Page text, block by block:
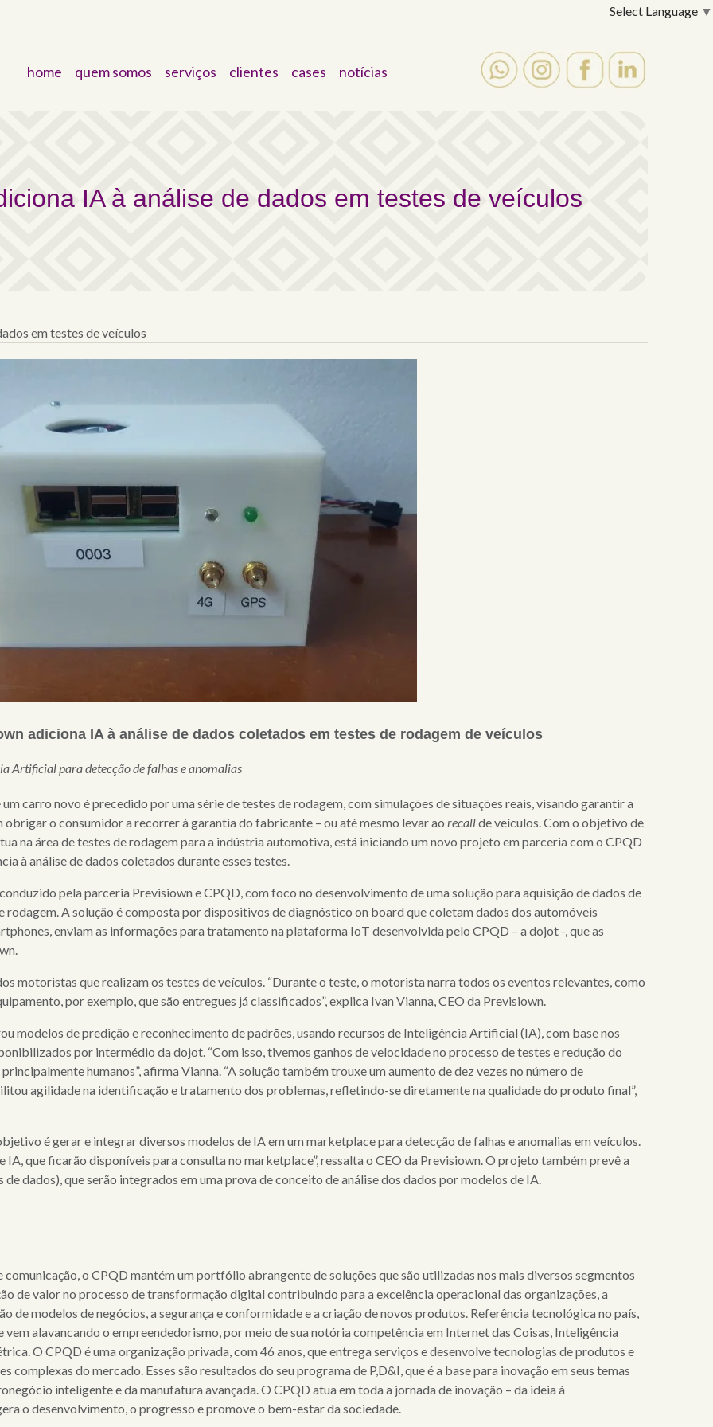
Select Language ▼
home quem somos serviços clientes cases notícias
IA à análise de dados em testes de veículos
em testes de veículos
adiciona IA à análise de dados coletados em testes de rodagem de veículos
Artificial para detecção de falhas e anomalias
carro novo é precedido por uma série de testes de rodagem, com simulações de situações reais, visando garantir a
obrigar o consumidor a recorrer à garantia do fabricante – ou até mesmo levar aorecallde veículos. Com o objetivo de
na área de testes de rodagem para a indústria automotiva, está iniciando um novo projeto em parceria com o CPQD
à análise de dados coletados durante esses testes.
pela parceria Previsiown e CPQD, com foco no desenvolvimento de uma solução para aquisição de dados de
A solução é composta por dispositivos de diagnóstico on board que coletam dados dos automóveis
enviam as informações para tratamento na plataforma IoT desenvolvida pelo CPQD – a dojot -, que as
motoristas que realizam os testes de veículos. “Durante o teste, o motorista narra todos os eventos relevantes, como
por exemplo, que são entregues já classificados”, explica Ivan Vianna, CEO da Previsiown.
modelos de predição e reconhecimento de padrões, usando recursos de Inteligência Artificial (IA), com base nos
por intermédio da dojot. “Com isso, tivemos ganhos de velocidade no processo de testes e redução do
humanos”, afirma Vianna. “A solução também trouxe um aumento de dez vezes no número de
agilidade na identificação e tratamento dos problemas, refletindo-se diretamente na qualidade do produto final”,
é gerar e integrar diversos modelos de IA em um marketplace para detecção de falhas e anomalias em veículos.
IA, que ficarão disponíveis para consulta no marketplace”, ressalta o CEO da Previsiown. O projeto também prevê a
dados), que serão integrados em uma prova de conceito de análise dos dados por modelos de IA.
o CPQD mantém um portfólio abrangente de soluções que são utilizadas nos mais diversos segmentos
de valor no processo de transformação digital contribuindo para a excelência operacional das organizações, a
de modelos de negócios, a segurança e conformidade e a criação de novos produtos. Referência tecnológica no país,
alavancando o empreendedorismo, por meio de sua notória competência em Internet das Coisas, Inteligência
O CPQD é uma organização privada, com 46 anos, que entrega serviços e desenvolve tecnologias de produtos e
complexas do mercado. Esses são resultados do seu programa de P,D&I, que é a base para inovação em seus temas
inteligente e da manufatura avançada. O CPQD atua em toda a jornada de inovação – da ideia à
o desenvolvimento, o progresso e promove o bem-estar da sociedade.